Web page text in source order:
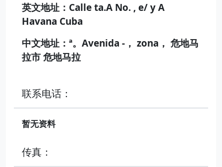
英文地址：Calle ta.A No. , e/ y A
Havana Cuba
中文地址：ª。Avenida -， zona， 危地马
拉市 危地马拉
联系电话：
暂无资料
传真：